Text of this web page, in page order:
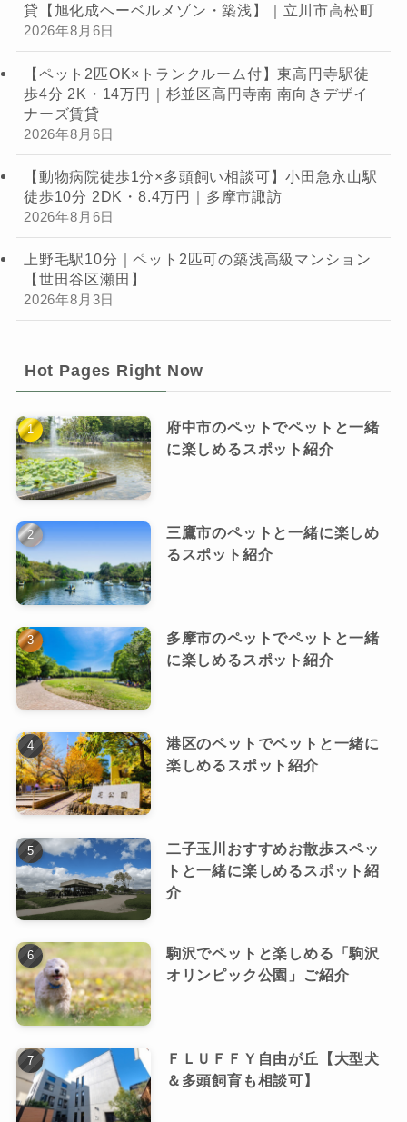
貸【旭化成ヘーベルメゾン・築浅】｜立川市高松町
2026年8月6日
【ペット2匹OK×トランクルーム付】東高円寺駅徒
歩4分 2K・14万円｜杉並区高円寺南 南向きデザイ
ナーズ賃貸
2026年8月6日
【動物病院徒歩1分×多頭飼い相談可】小田急永山駅
徒歩10分 2DK・8.4万円｜多摩市諏訪
2026年8月6日
上野毛駅10分｜ペット2匹可の築浅高級マンション
【世田谷区瀬田】
2026年8月3日
Hot Pages Right Now
府中市のペットでペットと一緒
に楽しめるスポット紹介
三鷹市のペットと一緒に楽しめ
るスポット紹介
多摩市のペットでペットと一緒
に楽しめるスポット紹介
港区のペットでペットと一緒に
楽しめるスポット紹介
二子玉川おすすめお散歩スペッ
トと一緒に楽しめるスポット紹
介
駒沢でペットと楽しめる「駒沢
オリンピック公園」ご紹介
ＦＬＵＦＦＹ自由が丘【大型犬
＆多頭飼育も相談可】